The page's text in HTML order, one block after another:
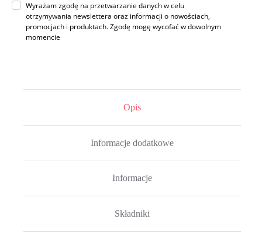
Wyrażam zgodę na przetwarzanie danych w celu
otrzymywania newslettera oraz informacji o nowościach,
promocjach i produktach. Zgodę mogę wycofać w dowolnym
momencie
Opis
Informacje dodatkowe
Informacje
Składniki